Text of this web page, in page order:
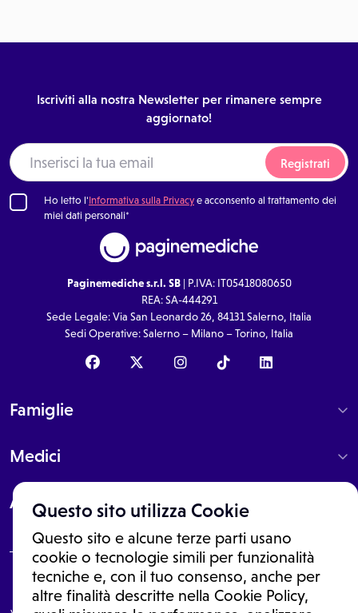
Questo sito utilizza Cookie
Questo sito e alcune terze parti usano
cookie o tecnologie simili per funzionalità
tecniche e, con il tuo consenso, anche per
altre finalità descritte nella Cookie Policy,
Iscriviti alla nostra Newsletter per rimanere sempre
aggiornato!
Registrati
Ho letto l'Informativa sulla Privacye acconsento al trattamento dei
miei dati personali*
Paginemediche s.r.l. SB| P.IVA: IT05418080650
REA: SA-444291
Sede Legale: Via San Leonardo 26, 84131 Salerno, Italia
Sedi Operative: Salerno – Milano – Torino, Italia
Famiglie
Medici
About
Le informazioni proposte in questo sito non sono un consulto medico.
In nessun caso, queste informazioni sostituiscono un consulto, una